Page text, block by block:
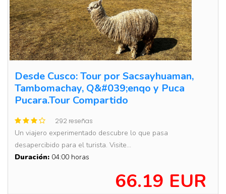
Desde Cusco: Tour por Sacsayhuaman,
Tambomachay, Q&#039;enqo y Puca
Pucara.Tour Compartido
292 reseñas
Un viajero experimentado descubre lo que pasa
desapercibido para el turista. Visite...
Duración: 04:00 horas
66.19 EUR